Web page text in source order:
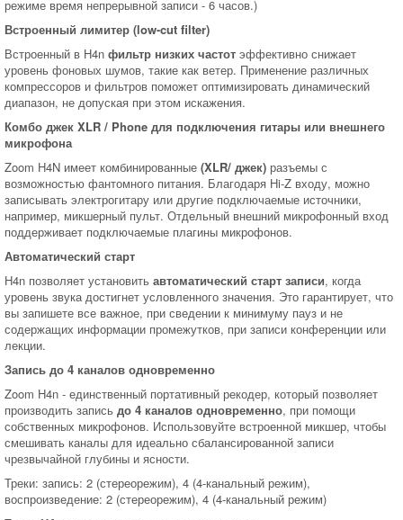
режиме время непрерывной записи - 6 часов.)
Встроенный лимитер (low-cut filter)
Встроенный в H4n фильтр низких частот эффективно снижает
уровень фоновых шумов, такие как ветер. Применение различных
компрессоров и фильтров поможет оптимизировать динамический
диапазон, не допуская при этом искажения.
Комбо джек XLR / Phone для подключения гитары или внешнего
микрофона
Zoom H4N имеет комбинированные (XLR/ джек) разъемы с
возможностью фантомного питания. Благодаря Hi-Z входу, можно
записывать электрогитару или другие подключаемые источники,
например, микшерный пульт. Отдельный внешний микрофонный вход
поддерживает подключаемые плагины микрофонов.
Автоматический старт
H4n позволяет установить автоматический старт записи, когда
уровень звука достигнет условленного значения. Это гарантирует, что
вы запишете все важное, при сведении к минимуму пауз и не
содержащих информации промежутков, при записи конференции или
лекции.
Запись до 4 каналов одновременно
Zoom H4n - единственный портативный рекодер, который позволяет
производить запись до 4 каналов одновременно, при помощи
собственных микрофонов. Использовуйте встроенной микшер, чтобы
смешивать каналы для идеально сбалансированной записи
чрезвычайной глубины и ясности.
Треки: запись: 2 (стереорежим), 4 (4-канальный режим),
воспроизведение: 2 (стереорежим), 4 (4-канальный режим)